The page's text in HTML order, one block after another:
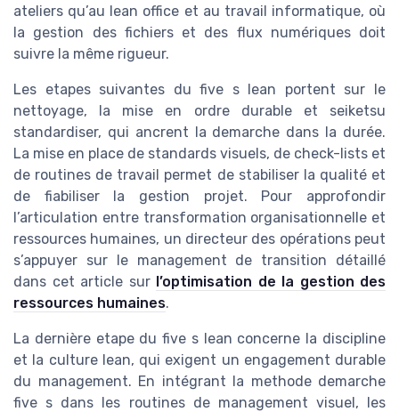
ateliers qu’au lean office et au travail informatique, où
la gestion des fichiers et des flux numériques doit
suivre la même rigueur.
Les etapes suivantes du five s lean portent sur le
nettoyage, la mise en ordre durable et seiketsu
standardiser, qui ancrent la demarche dans la durée.
La mise en place de standards visuels, de check-lists et
de routines de travail permet de stabiliser la qualité et
de fiabiliser la gestion projet. Pour approfondir
l’articulation entre transformation organisationnelle et
ressources humaines, un directeur des opérations peut
s’appuyer sur le management de transition détaillé
dans cet article sur l’optimisation de la gestion des
ressources humaines.
La dernière etape du five s lean concerne la discipline
et la culture lean, qui exigent un engagement durable
du management. En intégrant la methode demarche
five s dans les routines de management visuel, les